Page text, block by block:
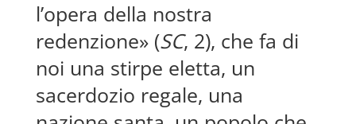
l’opera della nostra
redenzione» (SC, 2), che fa di
noi una stirpe eletta, un
sacerdozio regale, una